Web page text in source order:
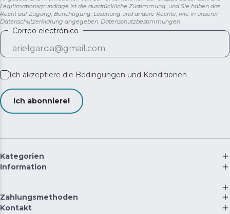
Legitimationsgrundlage ist die ausdrückliche Zustimmung, und Sie haben das
Recht auf Zugang, Berichtigung, Löschung und andere Rechte, wie in unserer
Datenschutzerklärung angegeben. Datenschutzbestimmungen
Correo electrónico
Ich akzeptiere die Bedingungen und Konditionen
Ich abonniere!
Kategorien
Information
Zahlungsmethoden
Kontakt